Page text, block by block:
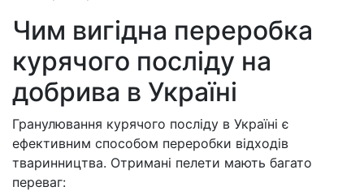
Чим вигідна переробка
курячого посліду на
добрива в Україні
Гранулювання курячого посліду в Україні є
ефективним способом переробки відходів
тваринництва. Отримані пелети мають багато
переваг: